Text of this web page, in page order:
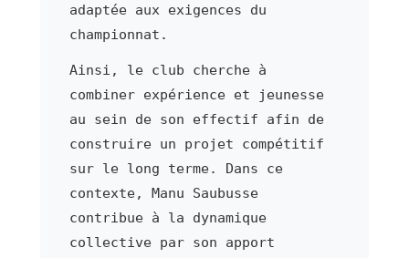
adaptée aux exigences du
championnat.
Ainsi, le club cherche à
combiner expérience et jeunesse
au sein de son effectif afin de
construire un projet compétitif
sur le long terme. Dans ce
contexte, Manu Saubusse
contribue à la dynamique
collective par son apport